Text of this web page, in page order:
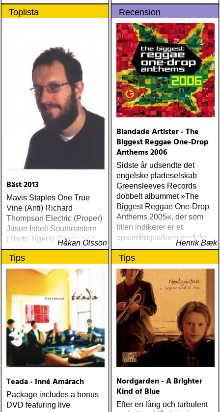
Toplista
Bäst 2013
Mavis Staples One True
Vine (Anti) Richard
Thompson Electric (Proper)
Jason Isbell Southeastern
(Thirty Tigers) Danny and
the Champions of the World
Stay True (Loose) Slow Fox
Just Like the Birds (Rootsy)
Steve Earle The Low
Highway (New West) Bob
Dylan Another Self Portrait
(Columbia) Halden Electric
Women (Rootsy) Rokia
Traoré Beautiful Africa
(Nonesuch) Sam Baker Say
Grace (Sam Baker Music)
Guy Clark My Favorite
Richard Lindgren Driftwood
(Rootsy) Chip Taylor Block
Out The Sirens Of This
Håkan Olsson
Recension
Blandade Artister - The
Biggest Reggae One-Drop
Anthems 2006
Sidste år udsendte det
engelske pladeselskab
Greensleeves Records
dobbelt albummet »The
Biggest Reggae One-Drop
Anthems 2005«, der som
titlen indikerer er et
opsamlingsalbum med de
bedste numre indenfor den
populære reggaestil kaldet
one-drop
Henrik Bæk
Tips
Teada - Inné Amárach
Package includes a bonus
DVD featuring live
Tips
Nordgarden - A Brighter
Kind of Blue
Efter en lång och turbulent